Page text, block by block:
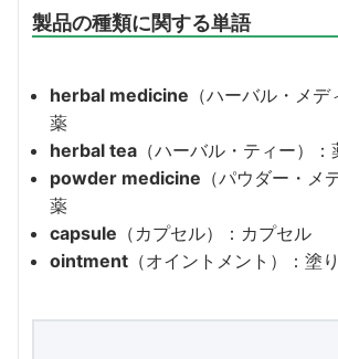
製品の種類に関する単語
herbal medicine （ハーバル・メ
薬
herbal tea （ハーバル・ティー）
powder medicine （パウダー・メ
薬
capsule （カプセル）：カプセル
ointment （オイントメント）：塗